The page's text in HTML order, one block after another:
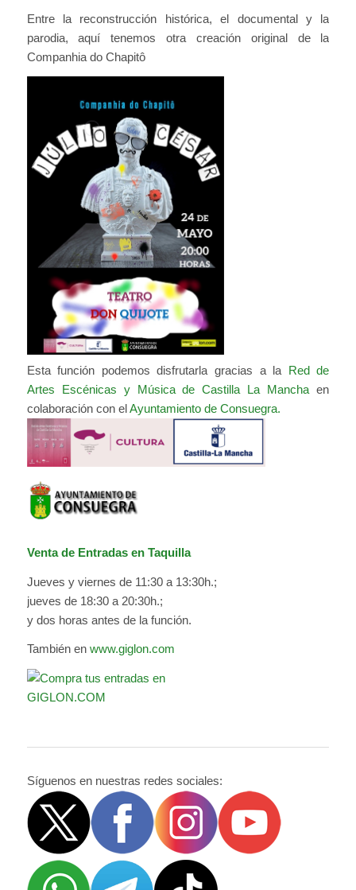
Entre la reconstrucción histórica, el documental y la
parodia, aquí tenemos otra creación original de la
Companhia do Chapitô
Esta función podemos disfrutarla gracias a la Red de
Artes Escénicas y Música de Castilla La Mancha en
colaboración con elAyuntamiento de Consuegra.
Venta de Entradas en Taquilla
Jueves y viernes de 11:30 a 13:30h.;
jueves de 18:30 a 20:30h.;
y dos horas antes de la función.
También en www.giglon.com
Síguenos en nuestras redes sociales: